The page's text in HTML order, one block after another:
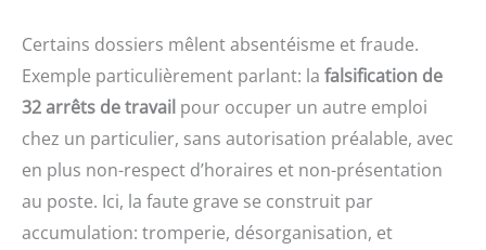
Certains dossiers mêlent absentéisme et fraude.
Exemple particulièrement parlant: la falsification de
32 arrêts de travail pour occuper un autre emploi
chez un particulier, sans autorisation préalable, avec
en plus non-respect d’horaires et non-présentation
au poste. Ici, la faute grave se construit par
accumulation: tromperie, désorganisation, et